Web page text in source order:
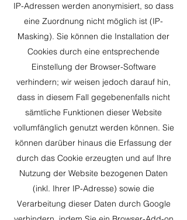
IP-Adressen werden anonymisiert, so dass
eine Zuordnung nicht möglich ist (IP-
Masking). Sie können die Installation der
Cookies durch eine entsprechende
Einstellung der Browser-Software
verhindern; wir weisen jedoch darauf hin,
dass in diesem Fall gegebenenfalls nicht
sämtliche Funktionen dieser Website
vollumfänglich genutzt werden können. Sie
können darüber hinaus die Erfassung der
durch das Cookie erzeugten und auf Ihre
Nutzung der Website bezogenen Daten
(inkl. Ihrer IP-Adresse) sowie die
Verarbeitung dieser Daten durch Google